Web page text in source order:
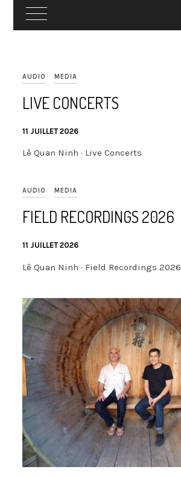
toAUDIO MEDIA
LIVE CONCERTS
11 JUILLET 2026
Lê Quan Ninh · Live Concerts
AUDIO MEDIA
FIELD RECORDINGS 2026
11 JUILLET 2026
Lê Quan Ninh · Field Recordings 2026